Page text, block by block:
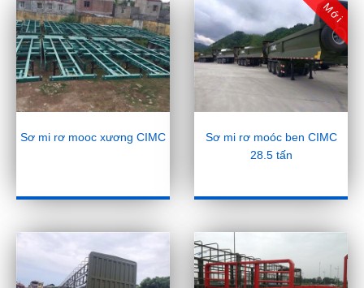
Sơ mi rơ mooc xương CIMC
Mới
Sơ mi rơ moóc ben CIMC
28.5 tấn